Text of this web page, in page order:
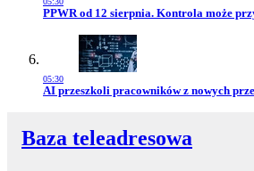
Przejdź do artykułu:
PPWR od 12 sierpnia. Kontrola może
05:30
Przejdź do artykułu:
AI przeszkoli pracowników z nowych
Baza teleadresowa